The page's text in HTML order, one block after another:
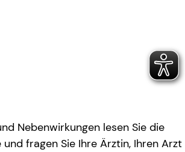
Nebenwirkungen lesen Sie die
und fragen Sie Ihre Ärztin, Ihren Arzt